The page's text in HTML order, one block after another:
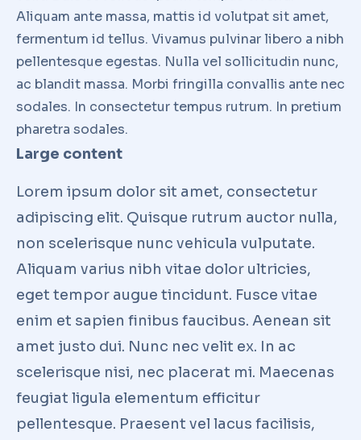
Aliquam ante massa, mattis id volutpat sit amet,
fermentum id tellus. Vivamus pulvinar libero a nibh
pellentesque egestas. Nulla vel sollicitudin nunc,
ac blandit massa. Morbi fringilla convallis ante nec
sodales. In consectetur tempus rutrum. In pretium
pharetra sodales.
Large content
Lorem ipsum dolor sit amet, consectetur
adipiscing elit. Quisque rutrum auctor nulla,
non scelerisque nunc vehicula vulputate.
Aliquam varius nibh vitae dolor ultricies,
eget tempor augue tincidunt. Fusce vitae
enim et sapien finibus faucibus. Aenean sit
amet justo dui. Nunc nec velit ex. In ac
scelerisque nisi, nec placerat mi. Maecenas
feugiat ligula elementum efficitur
pellentesque. Praesent vel lacus facilisis,